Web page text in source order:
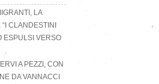
LA
CLANDESTINI
ESPULSI VERSO
A PEZZI, CON
DA VANNACCI